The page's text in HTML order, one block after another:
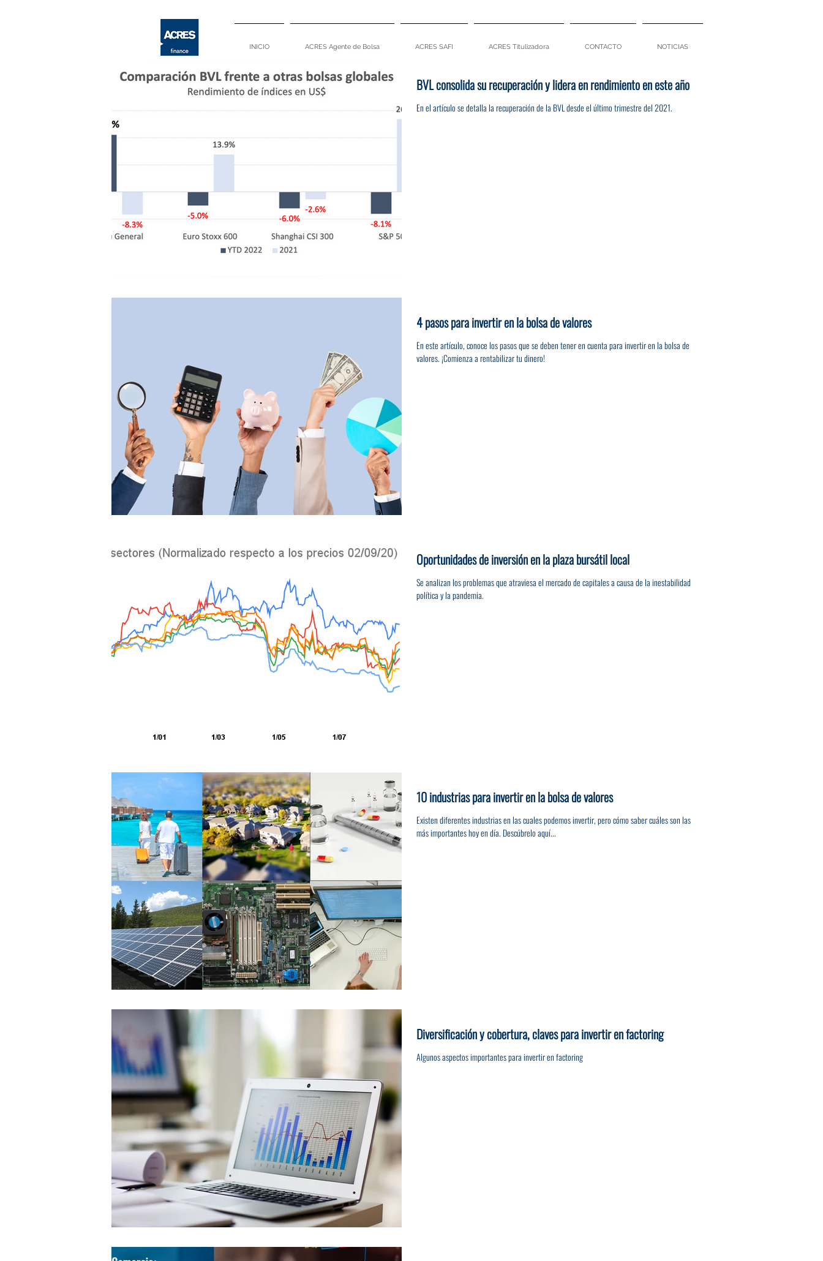
INICIO ACRES Agente de Bolsa ACRES SAFI ACRES Titulizadora CONTACTO NOTICIAS
BVL consolida su recuperación y lidera en rendimiento en este año
En el artículo se detalla la recuperación de la BVL desde el último trimestre del 2021.
4 pasos para invertir en la bolsa de valores
En este artículo, conoce los pasos que se deben tener en cuenta para invertir en la bolsa de
valores. ¡Comienza a rentabilizar tu dinero!
Oportunidades de inversión en la plaza bursátil local
Se analizan los problemas que atraviesa el mercado de capitales a causa de la inestabilidad
política y la pandemia.
10 industrias para invertir en la bolsa de valores
Existen diferentes industrias en las cuales podemos invertir, pero cómo saber cuáles son las
más importantes hoy en día. Descúbrelo aquí...
Diversificación y cobertura, claves para invertir en factoring
Algunos aspectos importantes para invertir en factoring